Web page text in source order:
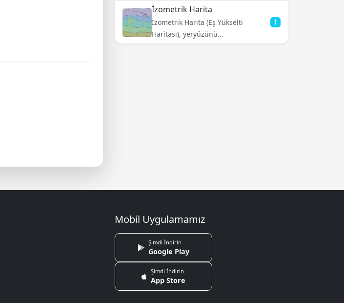
İzometrik Harita
İzometrik Harita (Eş Yükselti
Haritası), yeryüzünü...
İ
Mobil Uygulamamız
Şimdi İndirin
Google Play
Şimdi İndirin
App Store